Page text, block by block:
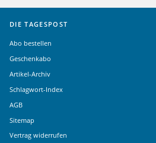
DIE TAGESPOST
Abo bestellen
Geschenkabo
Artikel-Archiv
Schlagwort-Index
AGB
Sitemap
Vertrag widerrufen